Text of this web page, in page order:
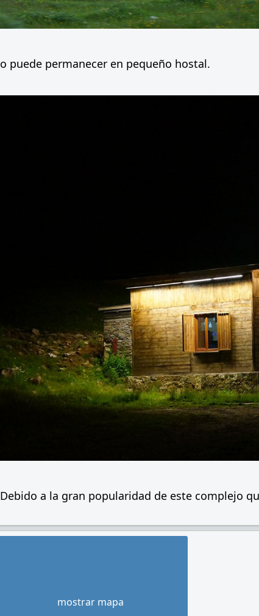
o puede permanecer en pequeño hostal.
Debido a la gran popularidad de este complejo
mostrar mapa